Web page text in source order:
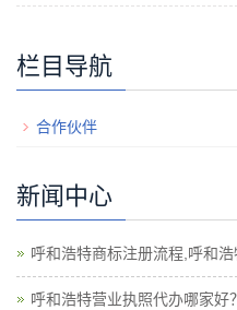
栏目导航
合作伙伴
新闻中心
呼和浩特商标注册流程,呼和
呼和浩特营业执照代办哪家好